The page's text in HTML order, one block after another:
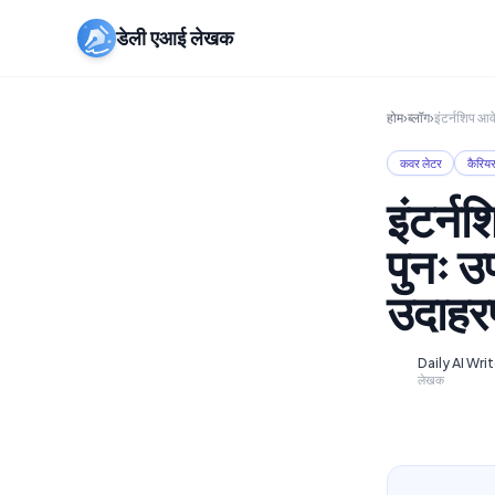
डेली एआई लेखक
होम›ब्लॉग›इंटर्नशिप
कवर लेटर
पुनः
Daily AI
लेखक